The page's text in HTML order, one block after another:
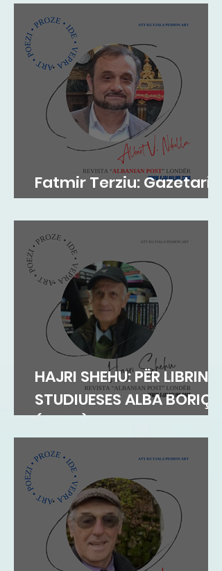
Fatmir Terziu: Gazetari si
kujtesë, poezia si atdhe
HAJRI SHEHU: PËR LIBRIN E
STUDIUESES ALBA BORIÇI
(GEGA)